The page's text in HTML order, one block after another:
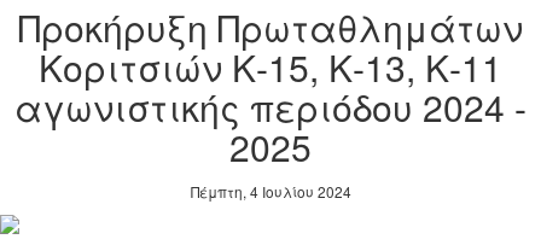
Προκήρυξη Πρωταθλημάτων
Κοριτσιών Κ-15, Κ-13, Κ-11
αγωνιστικής περιόδου 2024 -
2025
Πέμπτη, 4 Ιουλίου 2024